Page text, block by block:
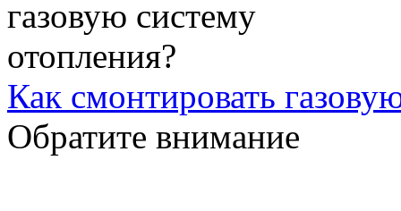
Как смонтировать
Обратите внимание